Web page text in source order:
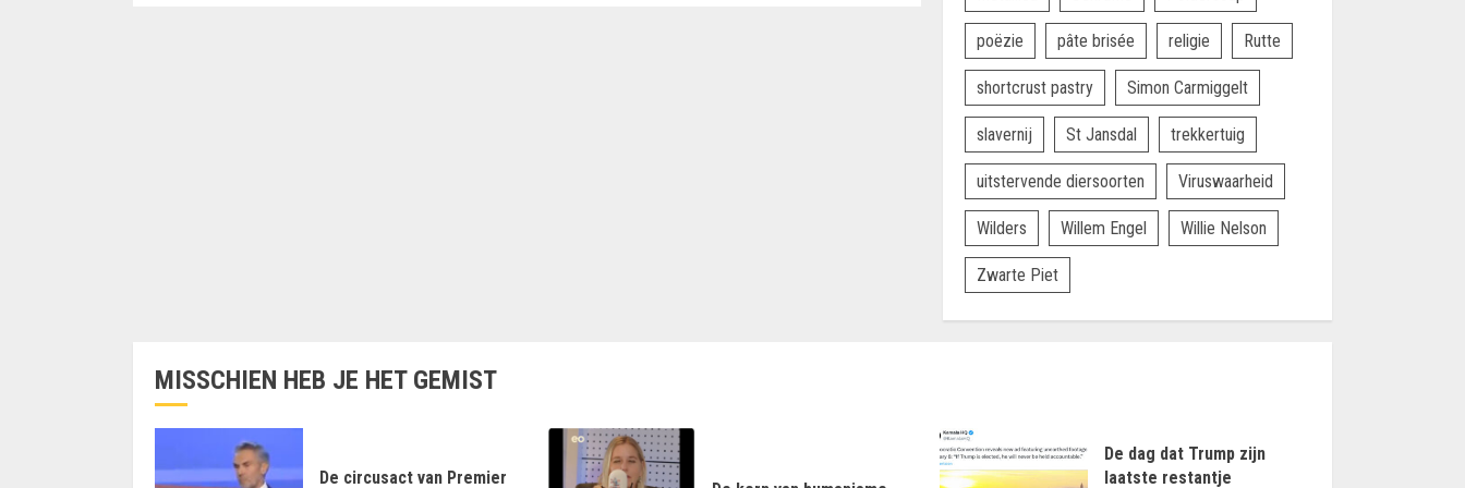
poëzie pâte brisée religie Rutte
shortcrust pastry Simon Carmiggelt
slavernij St Jansdal trekkertuig
uitstervende diersoorten Viruswaarheid
Wilders Willem Engel Willie Nelson
Zwarte Piet
MISSCHIEN HEB JE HET GEMIST
De circusact van Premier
De dag dat Trump zijn
laatste restantje